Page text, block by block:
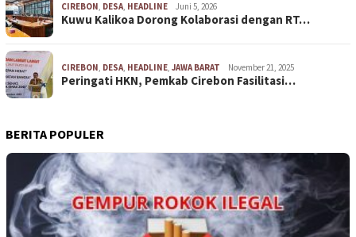
CIREBON, DESA, HEADLINE Juni 5, 2026
Kuwu Kalikoa Dorong Kolaborasi dengan RT…
CIREBON, DESA, HEADLINE, JAWA BARAT November 21, 2025
Peringati HKN, Pemkab Cirebon Fasilitasi…
BERITA POPULER